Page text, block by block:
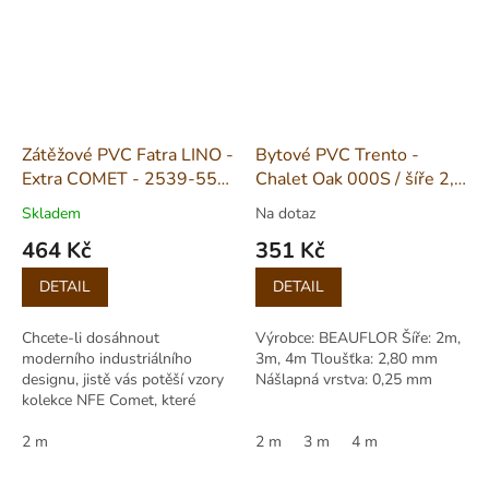
Zátěžové PVC Fatra LINO -
Extra COMET - 2539-55
šíře 2m
Skladem
464 Kč
Měrná
cena:
DETAIL
Chcete-li dosáhnout
moderního industriálního
designu, jistě vás potěší vzory
kolekce NFE Comet, které
stěrky. Heterogenní podlahová
2 m
Bytové PVC Trento -
Chalet Oak 000S / šíře 2,
3 a 4 m
Na dotaz
351 Kč
Měrná
cena:
DETAIL
Výrobce: BEAUFLOR Šíře: 2m,
3m, 4m Tloušťka: 2,80 mm
Nášlapná vrstva: 0,25 mm
2 m 3 m 4 m